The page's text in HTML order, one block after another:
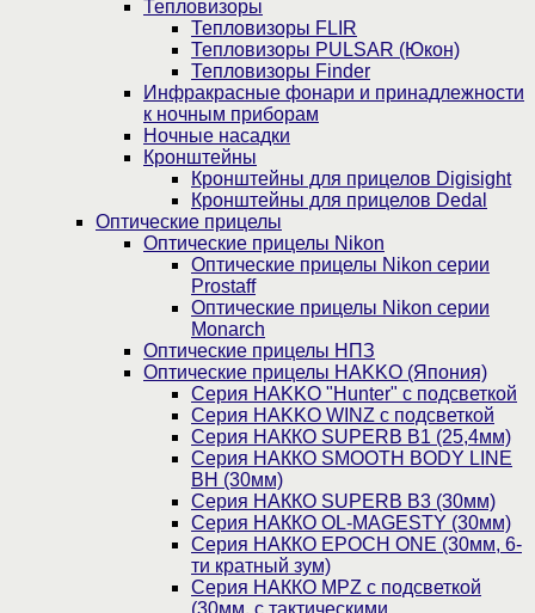
Тепловизоры
Тепловизоры FLIR
Тепловизоры PULSAR (Юкон)
Тепловизоры Finder
Инфракрасные фонари и принадлежности
к ночным приборам
Ночные насадки
Кронштейны
Кронштейны для прицелов Digisight
Кронштейны для прицелов Dedal
Оптические прицелы
Оптические прицелы Nikon
Оптические прицелы Nikon серии
Prostaff
Оптические прицелы Nikon серии
Monarch
Оптические прицелы НПЗ
Оптические прицелы HAKKO (Япония)
Cерия HAKKO "Hunter" с подсветкой
Серия НAKKO WINZ с подсветкой
Серия НАККО SUPERB B1 (25,4мм)
Серия НАККО SMOOTH BODY LINE
BH (30мм)
Серия НАККО SUPERB B3 (30мм)
Серия НАККО OL-MAGESTY (30мм)
Серия НАККО EPOCH ONE (30мм, 6-
ти кратный зум)
Серия НАККО MPZ с подсветкой